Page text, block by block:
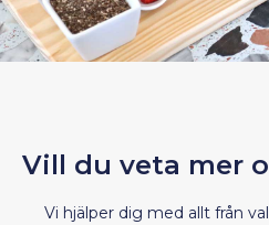
Vill du veta mer
Vi hjälper dig med allt från